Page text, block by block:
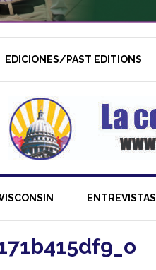
EDICIONES/PAST EDITIONS
ENTREVISTAS